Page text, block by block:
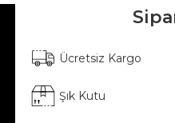
Ücretsiz Kargo
Şık Kutu